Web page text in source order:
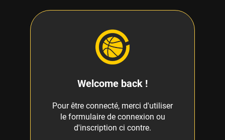
Welcome back !
Pour être connecté, merci d'utiliser
le formulaire de connexion ou
d'inscription ci contre.